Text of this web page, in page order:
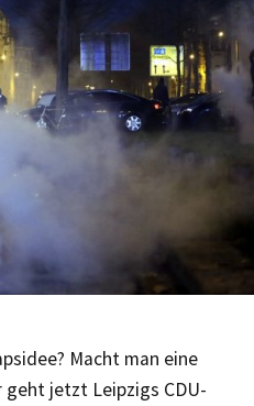
Macht man eine
geht jetzt Leipzigs CDU-